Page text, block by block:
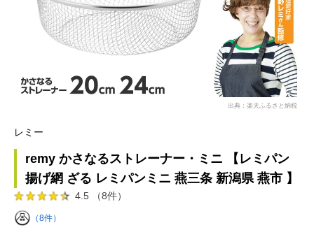
出典：楽天ふるさと納税
レミー
remy かさなるストレーナー・ミニ 【レミパン
揚げ網 ざる レミパンミニ 燕三条 新潟県 燕市 】
4.5 （8件）
（8件）